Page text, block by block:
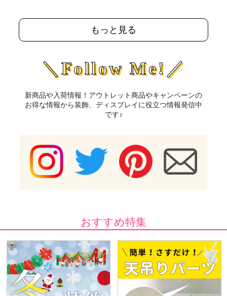
もっと見る
＼Follow Me!／
新商品や入荷情報！アウトレット商品やキャンペーンの
お得な情報から装飾、ディスプレイに役立つ情報発信中
です♪
おすすめ特集